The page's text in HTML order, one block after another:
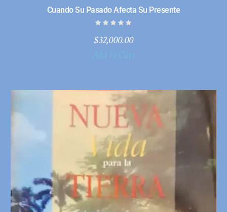
Cuando Su Pasado Afecta Su Presente
$32,000.00
Add to Cart